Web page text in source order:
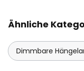
Ähnliche
Dimmbare